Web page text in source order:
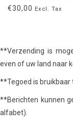
€30,00 Excl. Tax
**Verzending is
even of uw land naar
**Tegoed is bruikbaar
**Berichten kunnen
alfabet).